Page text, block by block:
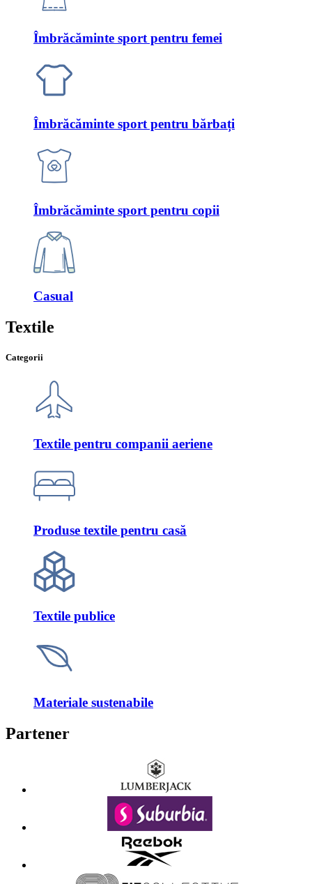
Îmbrăcăminte sport pentru femei
Îmbrăcăminte sport pentru bărbați
Îmbrăcăminte sport pentru copii
Casual
Textile
Categorii
Textile pentru companii aeriene
Produse textile pentru casă
Textile publice
Materiale sustenabile
Partener